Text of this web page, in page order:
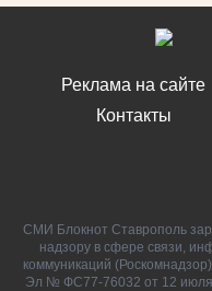
Реклама на сайте
Контакты
СМИ Блокнот Ставрополь
надзору в сфере связи,
коммуникаций
Эл № ФС77-76032 от 12 июля